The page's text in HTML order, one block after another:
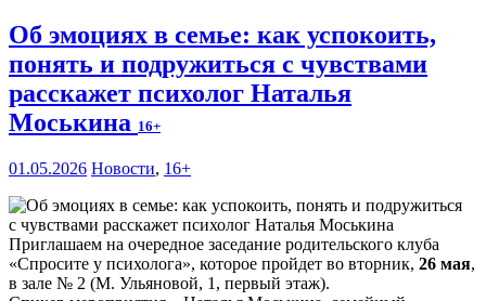
Об эмоциях в семье: как успокоить,
понять и подружиться с чувствами
расскажет психолог Наталья
Моськина 16+
01.05.2026 Новости, 16+
Приглашаем на очередное заседание родительского клуба
«Спросите у психолога», которое пройдет во вторник, 26 мая,
в зале № 2 (М. Ульяновой, 1, первый этаж).